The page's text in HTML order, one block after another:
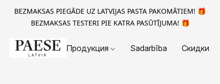
BEZMAKSAS PIEGĀDE UZ LATVIJAS PASTA PAKOMĀTIEM! 🎁
BEZMAKSAS TESTERI PIE KATRA PASŪTĪJUMA! 🎁
Продукция Sadarbība Скидки